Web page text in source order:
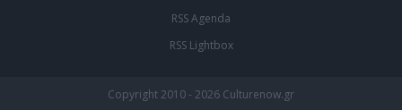
RSS Agenda
RSS Lightbox
Copyright 2010 - 2026 Culturenow.gr